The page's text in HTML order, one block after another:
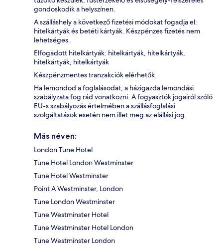
gondoskodik a helyszínen.
A szálláshely a következő fizetési módokat fogadja el:
hitelkártyák és betéti kártyák. Készpénzes fizetés nem
lehetséges.
Elfogadott hitelkártyák: hitelkártyák, hitelkártyák,
hitelkártyák, hitelkártyák
Készpénzmentes tranzakciók elérhetők.
Ha lemondod a foglalásodat, a házigazda lemondási
szabályzata fog rád vonatkozni. A fogyasztók jogairól szóló
EU-s szabályozás értelmében a szállásfoglalási
szolgáltatások esetén nem illet meg az elállási jog.
Más néven:
London Tune Hotel
Tune Hotel London Westminster
Tune Hotel Westminster
Point A Westminster, London
Tune London Westminster
Tune Westminster Hotel
Tune Westminster Hotel London
Tune Westminster London